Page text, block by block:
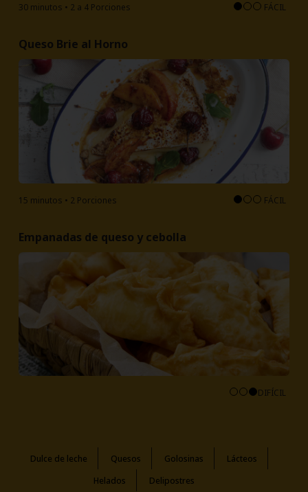
30 minutos • 2 a 4 Porciones FÁCIL
Queso Brie al Horno
15 minutos • 2 Porciones FÁCIL
Empanadas de queso y cebolla
DIFÍCIL
Dulce de leche Quesos Golosinas
Lácteos
Helados
Delipostres